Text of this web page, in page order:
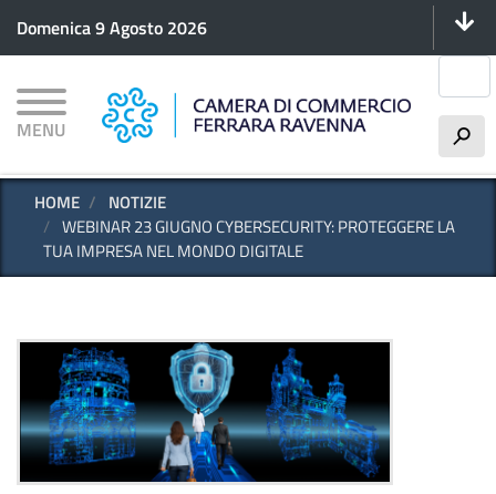
principale
Domenica 9 Agosto 2026
MENU h
HOME
NOTIZIE
WEBINAR 23 GIUGNO CYBERSECURITY: PROTEGGERE LA
TUA IMPRESA NEL MONDO DIGITALE